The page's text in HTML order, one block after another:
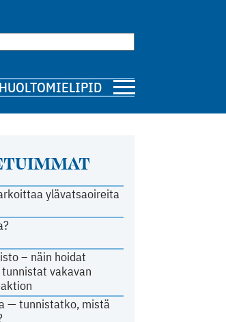
MIELIPIDE
ylävatsaoireita
– näin hoidat
vakavan
— tunnistatko, mistä